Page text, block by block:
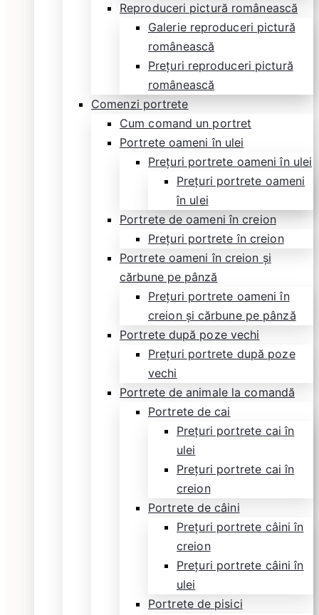
Reproduceri pictură românească
Galerie reproduceri pictură
românească
Prețuri reproduceri pictură
românească
Comenzi portrete
Cum comand un portret
Portrete oameni în ulei
Prețuri portrete oameni în ulei
Prețuri portrete oameni
în ulei
Portrete de oameni în creion
Prețuri portrete în creion
Portrete oameni în creion și
cărbune pe pânză
Prețuri portrete oameni în
creion și cărbune pe pânză
Portrete după poze vechi
Prețuri portrete după poze
vechi
Portrete de animale la comandă
Portrete de cai
Prețuri portrete cai în
ulei
Prețuri portrete cai în
creion
Portrete de câini
Prețuri portrete câini în
creion
Prețuri portrete câini în
ulei
Portrete de pisici